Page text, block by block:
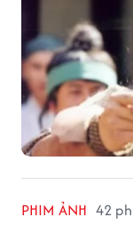
PHIM ẢNH 42